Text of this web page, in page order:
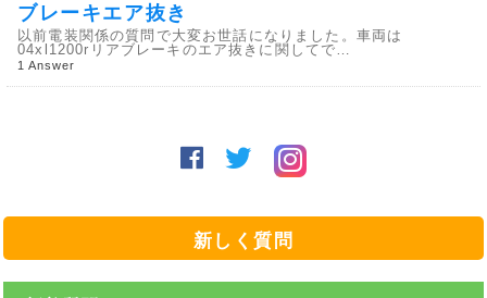
ブレーキエア抜き
以前電装関係の質問で大変お世話になりました。車両は
04xl1200rリアブレーキのエア抜きに関してで…
1 Answer
新しく質問